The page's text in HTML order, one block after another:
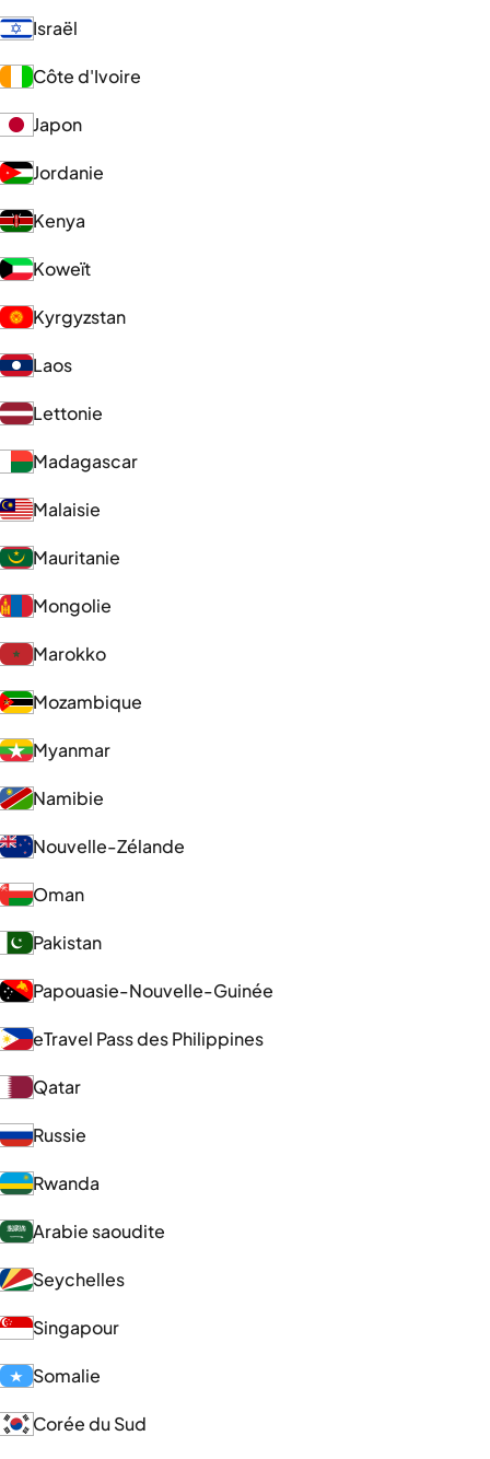
Israël
Côte d'Ivoire
Japon
Jordanie
Kenya
Koweït
Kyrgyzstan
Laos
Lettonie
Madagascar
Malaisie
Mauritanie
Mongolie
Marokko
Mozambique
Myanmar
Namibie
Nouvelle-Zélande
Oman
Pakistan
Papouasie-Nouvelle-Guinée
eTravel Pass des Philippines
Qatar
Russie
Rwanda
Arabie saoudite
Seychelles
Singapour
Somalie
Corée du Sud